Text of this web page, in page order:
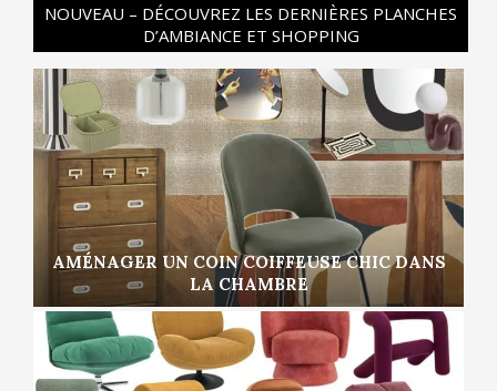
NOUVEAU – DÉCOUVREZ LES DERNIÈRES PLANCHES
D’AMBIANCE ET SHOPPING
AMÉNAGER UN COIN COIFFEUSE CHIC DANS
LA CHAMBRE